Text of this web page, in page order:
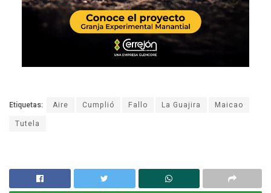
Etiquetas: Aire Cumplió Fallo La Guajira
Maicao
Tutela